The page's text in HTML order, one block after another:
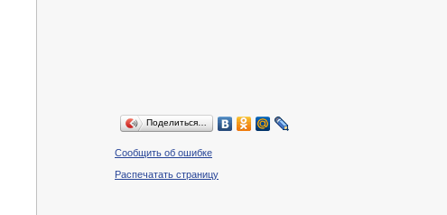
Поделиться…
Сообщить об ошибке
Распечатать страницу